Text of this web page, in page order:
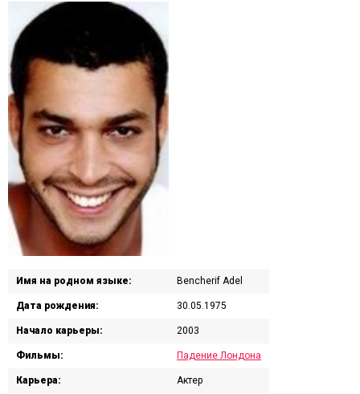
Имя на родном языке: Bencherif Adel
Дата рождения: 30.05.1975
Начало карьеры: 2003
Фильмы: Падение Лондона
Карьера: Актер